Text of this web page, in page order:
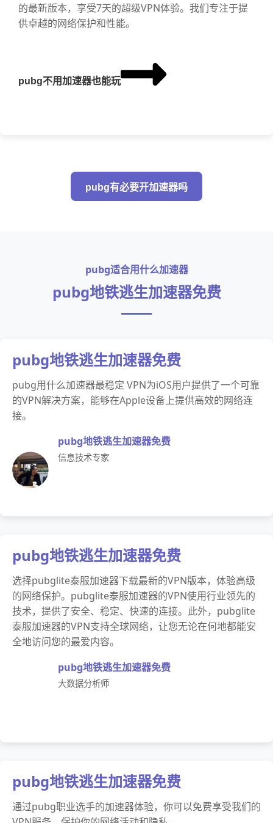
的最新版本，享受7天的超级VPN体验。我们专注于提
供卓越的网络保护和性能。
pubg不用加速器也能玩
pubg有必要开加速器吗
pubg适合用什么加速器
pubg地铁逃生加速器免费
pubg地铁逃生加速器免费
pubg用什么加速器最稳定 VPN为iOS用户提供了一个可靠
的VPN解决方案，能够在Apple设备上提供高效的网络连
接。
pubg地铁逃生加速器免费
信息技术专家
pubg地铁逃生加速器免费
选择pubglite泰服加速器下载最新的VPN版本，体验高级
的网络保护。pubglite泰服加速器的VPN使用行业领先的
技术，提供了安全、稳定、快速的连接。此外，pubglite
泰服加速器的VPN支持全球网络，让您无论在何地都能安
全地访问您的最爱内容。
pubg地铁逃生加速器免费
大数据分析师
pubg地铁逃生加速器免费
通过pubg职业选手的加速器体验，你可以免费享受我们的